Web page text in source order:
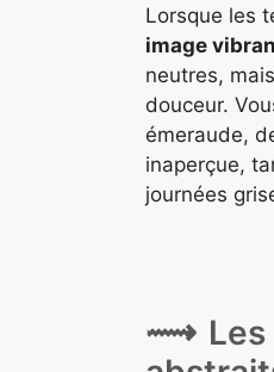
Lorsque les
image
neutres,
douceur.
émeraude,
inaperçue,
journées